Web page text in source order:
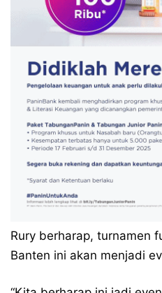
Rury berharap, turnamen
Banten ini akan menjadi